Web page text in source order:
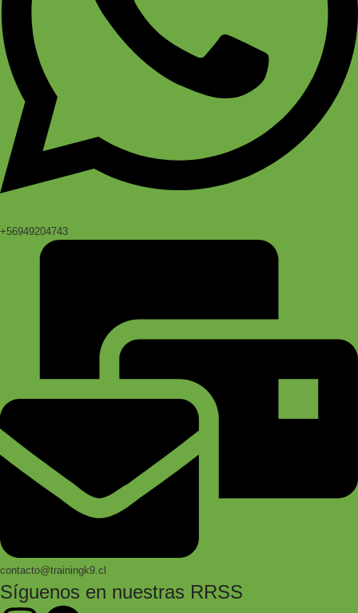
+56949204743
contacto@trainingk9.cl
Síguenos en nuestras RRSS